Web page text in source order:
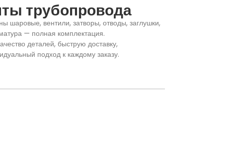
трубопровода
шаровые, вентили, затворы, отводы, заглушки,
— полная комплектация.
деталей, быструю доставку,
подход к каждому заказу.